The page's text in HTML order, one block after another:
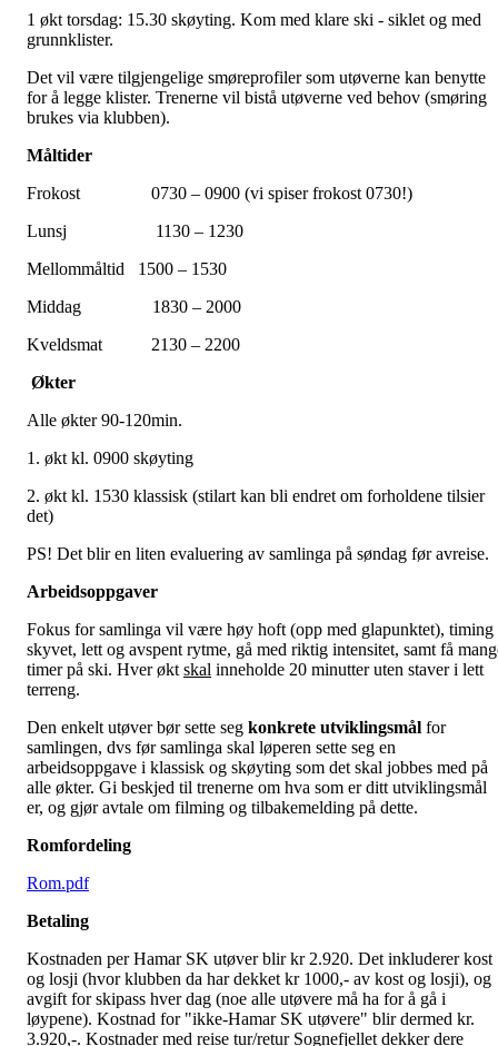
1 økt torsdag: 15.30 skøyting. Kom med klare ski - siklet og med
grunnklister.
Det vil være tilgjengelige smøreprofiler som utøverne kan benytte
for å legge klister. Trenerne vil bistå utøverne ved behov (smøring
brukes via klubben).
Måltider
Frokost 0730 – 0900 (vi spiser frokost 0730!)
Lunsj 1130 – 1230
Mellommåltid 1500 – 1530
Middag 1830 – 2000
Kveldsmat 2130 – 2200
Økter
Alle økter 90-120min.
1. økt kl. 0900 skøyting
2. økt kl. 1530 klassisk (stilart kan bli endret om forholdene tilsier
det)
PS! Det blir en liten evaluering av samlinga på søndag før avreise.
Arbeidsoppgaver
Fokus for samlinga vil være høy hoft (opp med glapunktet), timing
skyvet, lett og avspent rytme, gå med riktig intensitet, samt få
timer på ski. Hver økt skal inneholde 20 minutter uten staver i lett
terreng.
Den enkelt utøver bør sette seg konkrete utviklingsmål for
samlingen, dvs før samlinga skal løperen sette seg en
arbeidsoppgave i klassisk og skøyting som det skal jobbes med på
alle økter. Gi beskjed til trenerne om hva som er ditt utviklingsmål
er, og gjør avtale om filming og tilbakemelding på dette.
Romfordeling
Rom.pdf
Betaling
Kostnaden per Hamar SK utøver blir kr 2.920. Det inkluderer kost
og losji (hvor klubben da har dekket kr 1000,- av kost og losji), og
avgift for skipass hver dag (noe alle utøvere må ha for å gå i
løypene). Kostnad for "ikke-Hamar SK utøvere" blir dermed kr.
3.920,-. Kostnader med reise tur/retur Sognefjellet dekker dere